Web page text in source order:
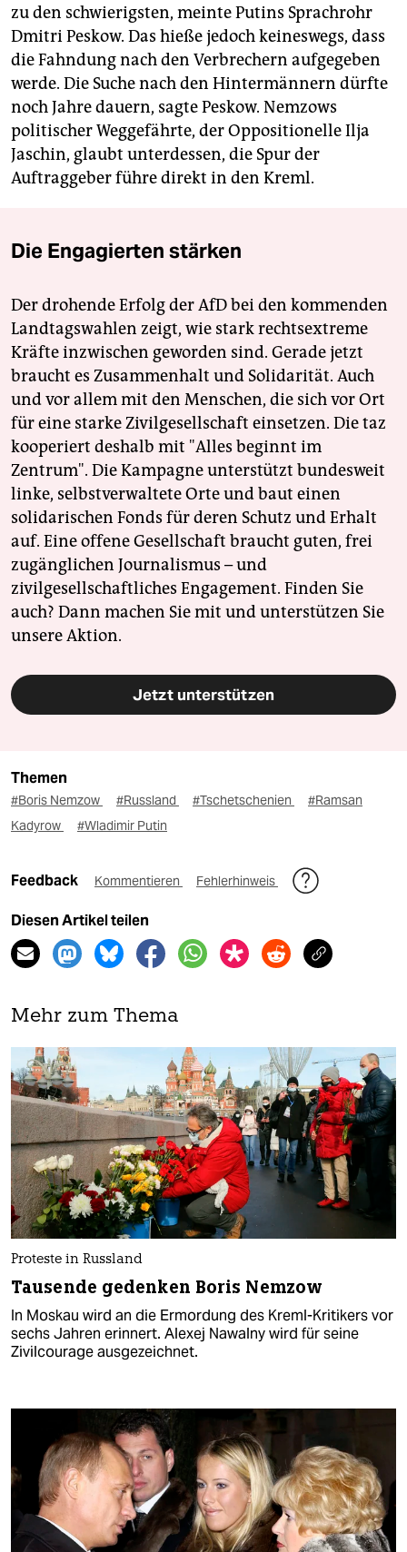
zu den schwierigsten, meinte Putins Sprachrohr
Dmitri Peskow. Das hieße jedoch keineswegs, dass
die Fahndung nach den Verbrechern aufgegeben
werde. Die Suche nach den Hintermännern dürfte
noch Jahre dauern, sagte Peskow. Nemzows
politischer Weggefährte, der Oppositionelle Ilja
Jaschin, glaubt unterdessen, die Spur der
Auftraggeber führe direkt in den Kreml.
Die Engagierten stärken
Der drohende Erfolg der AfD bei den kommenden
Landtagswahlen zeigt, wie stark rechtsextreme
Kräfte inzwischen geworden sind. Gerade jetzt
braucht es Zusammenhalt und Solidarität. Auch
und vor allem mit den Menschen, die sich vor Ort
für eine starke Zivilgesellschaft einsetzen. Die taz
kooperiert deshalb mit "Alles beginnt im
Zentrum". Die Kampagne unterstützt bundesweit
linke, selbstverwaltete Orte und baut einen
solidarischen Fonds für deren Schutz und Erhalt
auf. Eine offene Gesellschaft braucht guten, frei
zugänglichen Journalismus – und
zivilgesellschaftliches Engagement. Finden Sie
auch? Dann machen Sie mit und unterstützen Sie
unsere Aktion.
Jetzt unterstützen
Themen
#Boris Nemzow #Russland #Tschetschenien
#Ramsan
Kadyrow
#Wladimir Putin
Feedback Kommentieren Fehlerhinweis
Diesen Artikel teilen
Mehr zum Thema
Proteste in Russland
Tausende gedenken Boris Nemzow
In Moskau wird an die Ermordung des Kreml-Kritikers vor
sechs Jahren erinnert. Alexej Nawalny wird für seine
Zivilcourage ausgezeichnet.